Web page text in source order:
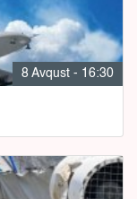
8 Avqust - 16:30